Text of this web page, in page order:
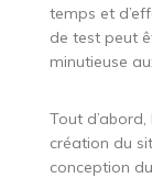
temps et
de test peut
minutieuse
Tout
création du
conception